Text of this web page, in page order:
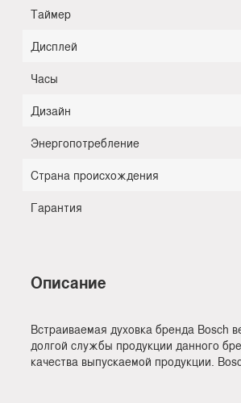
Таймер
Дисплей
Часы
Дизайн
Энергопотребление
Страна происхождения
Гарантия
Описание
Встраиваемая духовка бренда Bosch
долгой службы продукции данного
качества выпускаемой продукции.